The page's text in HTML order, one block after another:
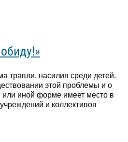
травли, насилия среди детей.
этой проблемы и о
или иной форме имеет место в
и коллективов